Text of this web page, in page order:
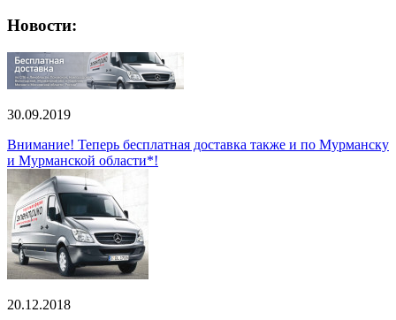
Новости:
30.09.2019
Внимание! Теперь бесплатная доставка также и по Мурманску
и Мурманской области*!
20.12.2018